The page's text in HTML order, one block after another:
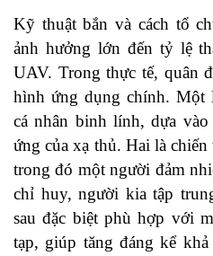
Kỹ thuật bắn và cách tổ
ảnh hưởng lớn đến tỷ lệ
UAV. Trong thực tế, quân
hình ứng dụng chính. Một
cá nhân binh lính, dựa
ứng của xạ thủ. Hai là
trong đó một người đảm
chỉ huy, người kia tập
sau đặc biệt phù hợp với
tạp, giúp tăng đáng kể